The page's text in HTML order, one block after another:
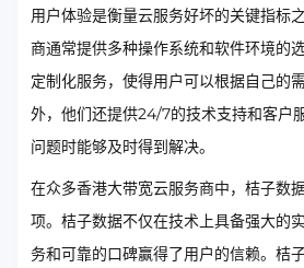
用户体验是衡量云服务好坏的关键指标
商通常提供多种操作系统和软件环境的
定制化服务，使得用户可以根据自己的
外，他们还提供24/7的技术支持和客户
问题时能够及时得到解决。
在众多香港大带宽云服务商中，桔子数
项。桔子数据不仅在技术上具备强大的
务和可靠的口碑赢得了用户的信赖。桔